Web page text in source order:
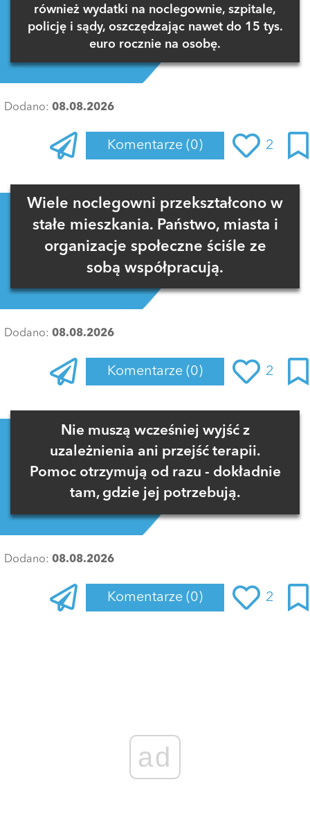
również wydatki na noclegownie, szpitale,
policję i sądy, oszczędzając nawet do 15 tys.
euro rocznie na osobę.
Dodano: 08.08.2026
Komentarze (0) 2
Zaloguj się, aby dodać komentarz
Wiele noclegowni przekształcono w
stałe mieszkania. Państwo, miasta i
organizacje społeczne ściśle ze
sobą współpracują.
Dodano: 08.08.2026
Komentarze (0) 2
Zaloguj się, aby dodać komentarz
Nie muszą wcześniej wyjść z
uzależnienia ani przejść terapii.
Pomoc otrzymują od razu - dokładnie
tam, gdzie jej potrzebują.
Dodano: 08.08.2026
Komentarze (0) 2
ad